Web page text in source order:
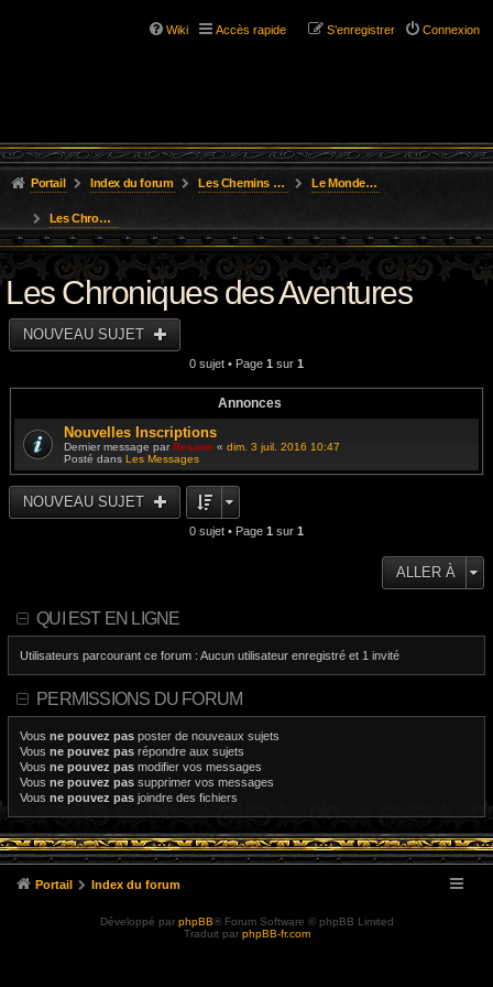
Wiki Accès rapide Connexion
S’enregistrer
Portail Index du forum Les Chemins de L'Aventure Le Monde des Royaumes Oubliés
Les Chroniques des Aventures
Les Chroniques des Aventures
NOUVEAU SUJET
0 sujet • Page 1 sur 1
Annonces
Nouvelles Inscriptions
Dernier message parResane « dim. 3 juil. 2016 10:47
Posté dans Les Messages
NOUVEAU SUJET
0 sujet • Page 1 sur 1
ALLER À
QUI EST EN LIGNE
Utilisateurs parcourant ce forum : Aucun utilisateur enregistré et 1 invité
PERMISSIONS DU FORUM
Vous ne pouvez pas poster de nouveaux sujets
Vous ne pouvez pas répondre aux sujets
Vous ne pouvez pas modifier vos messages
Vous ne pouvez pas supprimer vos messages
Vous ne pouvez pas joindre des fichiers
Portail Index du forum
Développé par phpBB® Forum Software © phpBB Limited
Traduit par phpBB-fr.com